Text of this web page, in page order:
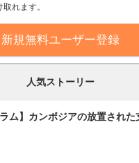
れます。
新規無料ユーザー登録
人気ストーリー
ラム】カンボジアの放置された